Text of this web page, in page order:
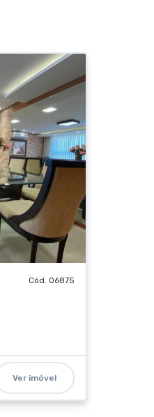
Cód. 06875
Ver imóvel